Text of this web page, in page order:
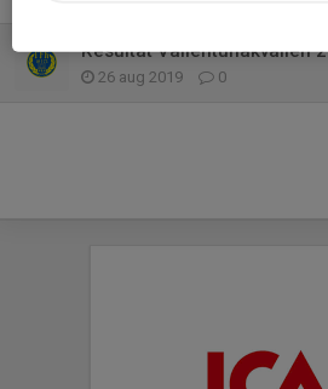
Resultat Vallentunakvällen 2
26 aug 2019 0